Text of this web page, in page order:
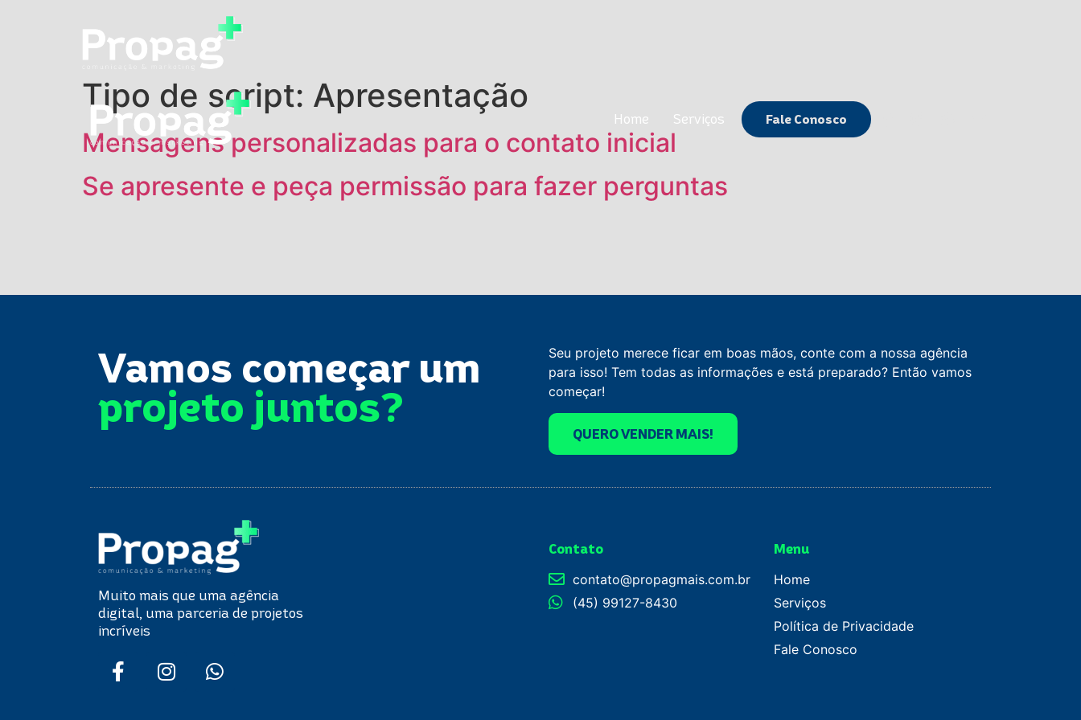
Home Serviços Fale Conosco
Tipo de script: Apresentação
Mensagens personalizadas para o contato inicial
Se apresente e peça permissão para fazer perguntas
Vamos começar um
projeto juntos?
Seu projeto merece ficar em boas mãos, conte com a nossa agência
para isso! Tem todas as informações e está preparado? Então vamos
começar!
QUERO VENDER MAIS!
Muito mais que uma agência
digital, uma parceria de projetos
incríveis
Contato
contato@propagmais.com.br
(45) 99127-8430
Menu
Home
Serviços
Política de Privacidade
Fale Conosco